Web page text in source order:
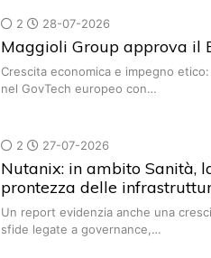
2 28-07-2026
Maggioli Group approva il
Crescita economica e impegno
nel GovTech europeo con…
2 27-07-2026
Nutanix: in ambito Sanità,
prontezza delle
Un report evidenzia anche una
sfide legate a governance,…